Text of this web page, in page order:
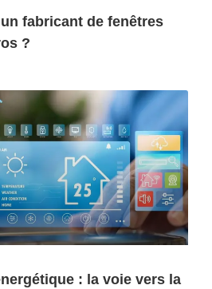
fabricant de fenêtres
?
: la voie vers la